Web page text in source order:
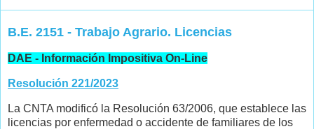
B.E. 2151 - Trabajo Agrario. Licencias
DAE - Información Impositiva On-Line
Resolución 221/2023
La CNTA modificó la Resolución 63/2006, que establece las
licencias por enfermedad o accidente de familiares de los